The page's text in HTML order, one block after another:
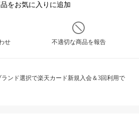
をお気に入りに追加
せ 不適切な商品を報告
ランド選択で楽天カード新規入会＆3回利用で